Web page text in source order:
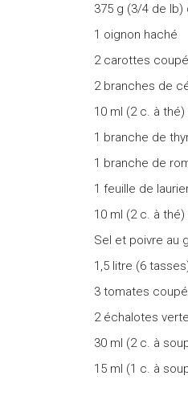
375 g (3/4 de
1 oignon haché
2 carottes
2 branches de
10 ml (2 c. à thé)
1 branche de
1 branche de
1 feuille de
10 ml (2 c. à
Sel et poivre au
1,5 litre (6
3 tomates
2 échalotes
30 ml (2 c. à
15 ml (1 c. à